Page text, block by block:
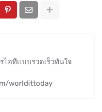
ไอทีแบบรวดเร็วทันใจ
worldittoday